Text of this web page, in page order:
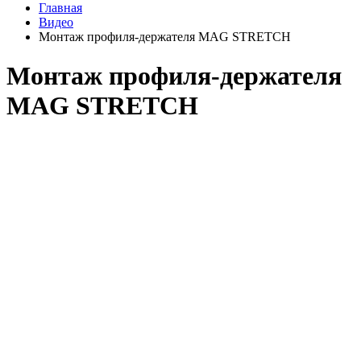
Главная
Видео
Монтаж профиля-держателя MAG STRETCH
Монтаж профиля-держателя
MAG STRETCH